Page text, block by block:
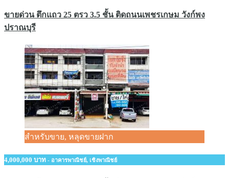
ขายด่วน ตึกแถว 25 ตรว 3.5 ชั้น ติดถนนเพชรเกษม วังก์พง
ปราณบุรี
สำหรับขาย, หลุดขายฝาก
4,000,000 บาท - อาคารพาณิชย์, เชิงพาณิชย์